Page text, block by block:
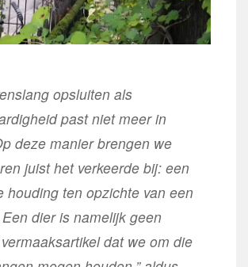
opsluiten als
past niet meer in
deze manier brengen we
juist het verkeerde bij: een
houding ten opzichte van een
dier is namelijk geen
dat we om die